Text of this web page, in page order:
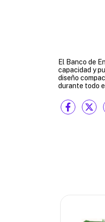
El Banco de
capacidad y
diseño
durante todo